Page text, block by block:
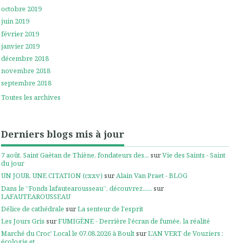
octobre 2019
juin 2019
février 2019
janvier 2019
décembre 2018
novembre 2018
septembre 2018
Toutes les archives
Derniers blogs mis à jour
7 août. Saint Gaëtan de Thiène, fondateurs des... surVie des Saints - Saint
du jour
UN JOUR, UNE CITATION (cxxv) surAlain Van Praet - BLOG
Dans le ”Fonds lafautearousseau”, découvrez...... sur
LAFAUTEAROUSSEAU
Délice de cathédrale surLa senteur de l'esprit
Les Jours Gris surFUMIGÈNE - Derrière l'écran de fumée, la réalité
Marché du Croc' Local le 07.08.2026 à BoultsurL'AN VERT de Vouziers :